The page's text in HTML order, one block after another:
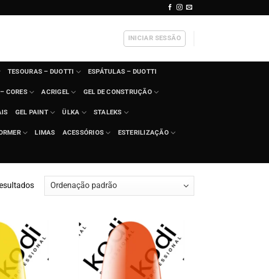
INICIAR SESSÃO
TESOURAS – DUOTTI ESPÁTULAS – DUOTTI
CORES ACRIGEL GEL DE CONSTRUÇÃO
GEL PAINT ÜLKA STALEKS
LIMAS ACESSÓRIOS ESTERILIZAÇÃO